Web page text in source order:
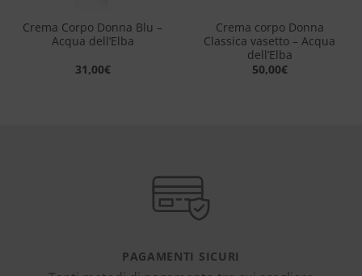
Crema Corpo Donna Blu –
Acqua dell’Elba
31,00€
Crema corpo Donna
Classica vasetto – Acqua
dell’Elba
50,00€
PAGAMENTI SICURI